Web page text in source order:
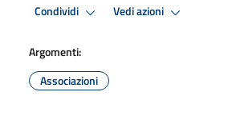
Condividi Vedi azioni
Argomenti:
Associazioni